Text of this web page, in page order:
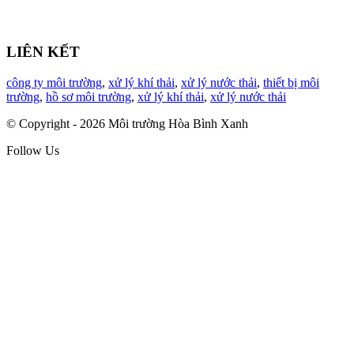
LIÊN KẾT
công ty môi trường, xử lý khí thải, xử lý nước thải, thiết bị môi
trường, hồ sơ môi trường, xử lý khí thải, xử lý nước thải
© Copyright - 2026 Môi trường Hòa Bình Xanh
Follow Us